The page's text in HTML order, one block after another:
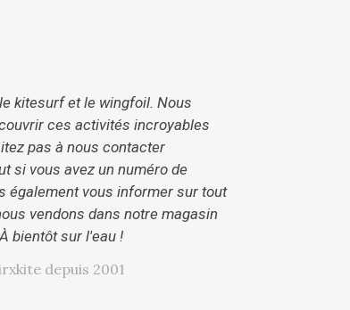
kitesurf et le wingfoil. Nous
ces activités incroyables
pas à nous contacter
si vous avez un numéro de
également vous informer sur tout
vendons dans notre magasin
bientôt sur l'eau !
depuis 2001